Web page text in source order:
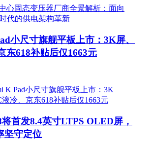
小尺寸旗舰平板上市：3K屏、
东618补贴后仅1663元
首发8.4英寸LTPS OLED屏，
坚守定位